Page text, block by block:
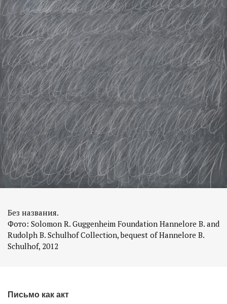
Без названия.
Фото: Solomon R. Guggenheim Foundation Hannelore B. and
Rudolph B. Schulhof Collection, bequest of Hannelore B.
Schulhof, 2012
Письмо как акт